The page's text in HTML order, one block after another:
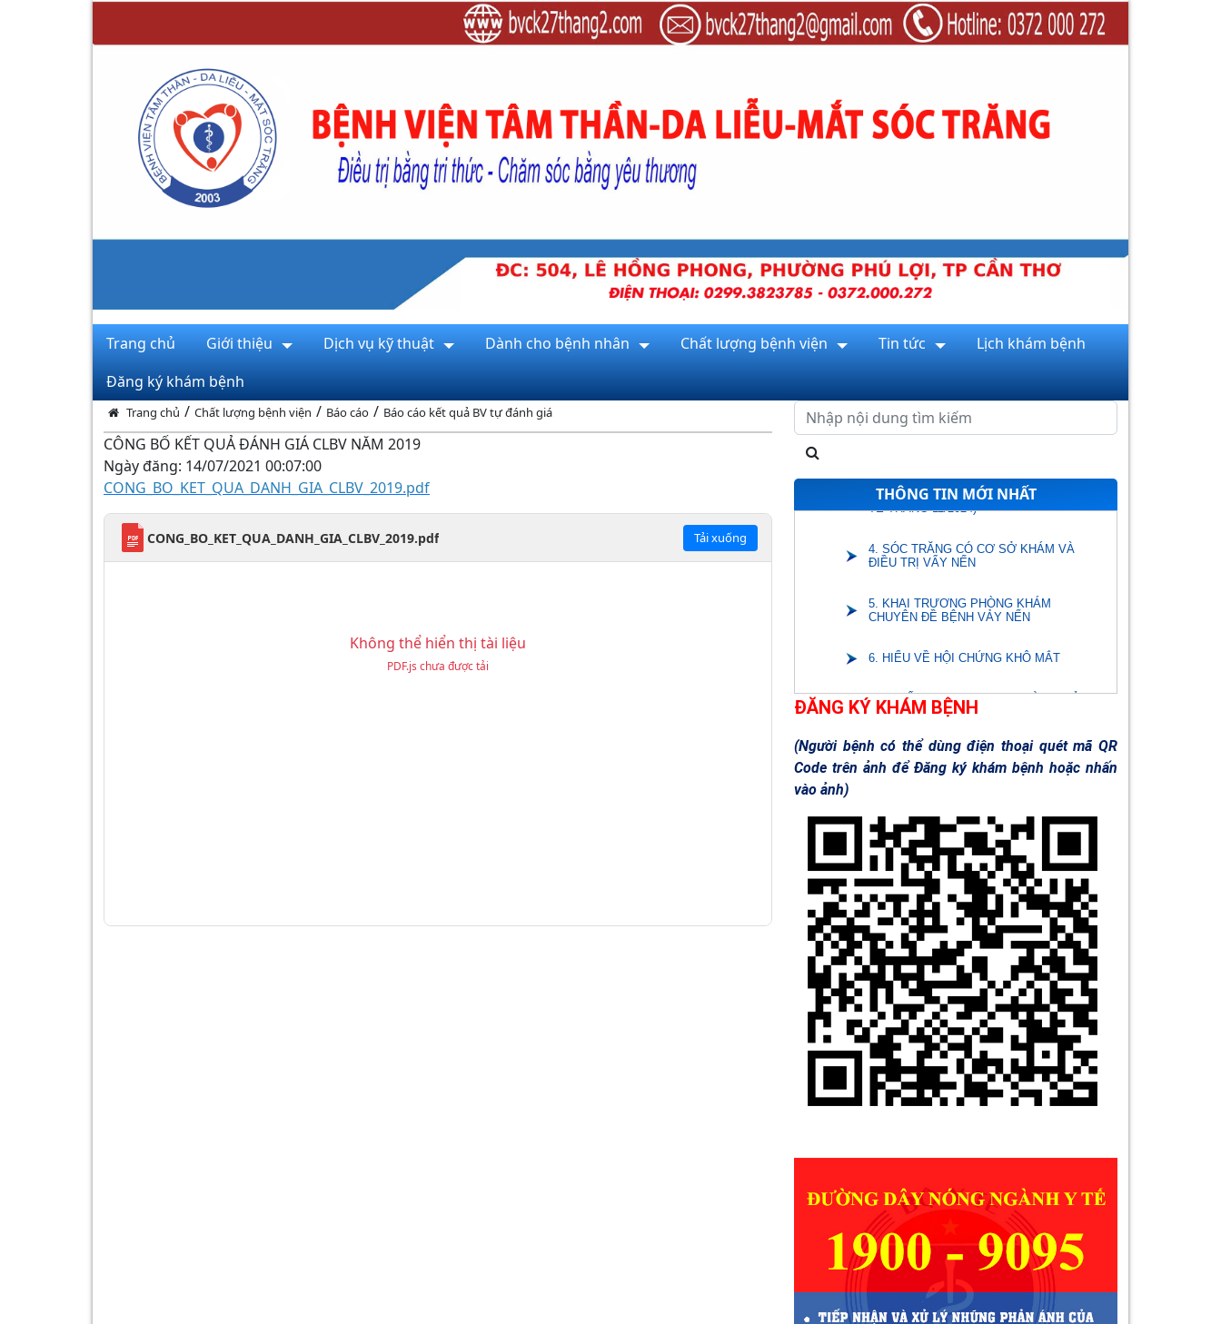
Trang chủ Giới thiệu Dịch vụ kỹ thuật Dành cho bệnh nhân Chất lượng bệnh viện Tin tức
Lịch khám bệnh
Đăng ký khám bệnh
Trang chủ / Chất lượng bệnh viện / Báo cáo / Báo cáo kết quả BV tự đánh giá
CÔNG BỐ KẾT QUẢ ĐÁNH GIÁ CLBV NĂM 2019
Ngày đăng: 14/07/2021 00:07:00
CONG_BO_KET_QUA_DANH_GIA_CLBV_2019.pdf
CONG_BO_KET_QUA_DANH_GIA_CLBV_2019.pdf Tải xuống
Không thể hiển thị tài liệu
PDF.js chưa được tải
THÔNG TIN MỚI NHẤT
1. DỊCH VỤ DA LIỄU
3. THÔNG BÁO MỜI BÁO GIÁ (VẬT TƯ Y
TẾ THÁNG 11/2024)
4. SÓC TRĂNG CÓ CƠ SỞ KHÁM VÀ
ĐIỀU TRỊ VẨY NẾN
5. KHAI TRƯƠNG PHÒNG KHÁM
CHUYÊN ĐỀ BỆNH VẢY NẾN
6. HIỂU VỀ HỘI CHỨNG KHÔ MẮT
7. THUỐC CINARIZIN 25mg (ĐÌNH CHỈ
LƯU HÀNH NĂM 2024)
8. THUỐC ACYCLOVIR 200mg (ĐÌNH CHỈ
LƯU HÀNH NĂM 2024)
10. BẢN TIN AN TOÀN Y TẾ SỐ 2-2024
1. DỊCH VỤ DA LIỄU
2. DỊCH VỤ KHOA MẮT
3. THÔNG BÁO MỜI BÁO GIÁ (VẬT TƯ Y
TẾ THÁNG 11/2024)
4. SÓC TRĂNG CÓ CƠ SỞ KHÁM VÀ
ĐIỀU TRỊ VẨY NẾN
5. KHAI TRƯƠNG PHÒNG KHÁM
7. THUỐC CINARIZIN 25mg (ĐÌNH CHỈ
LƯU HÀNH NĂM 2024)
8. THUỐC ACYCLOVIR 200mg (ĐÌNH CHỈ
LƯU HÀNH NĂM 2024)
9. THUỐC CEFACLOR 375 MG (ĐÌNH CHỈ
LƯU HÀNH NĂM 2024)
ĐĂNG KÝ KHÁM BỆNH
(Người bệnh có thể dùng điện thoại quét mã QR
Code trên ảnh để Đăng ký khám bệnh hoặc nhấn
vào ảnh)